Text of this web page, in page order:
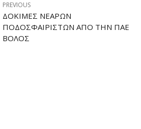
PREVIOUS
ΔΟΚΙΜΈΣ ΝΕΑΡΏΝ
ΠΟΔΟΣΦΑΙΡΙΣΤΏΝ ΑΠΌ ΤΗΝ ΠΑΕ
ΒΌΛΟΣ